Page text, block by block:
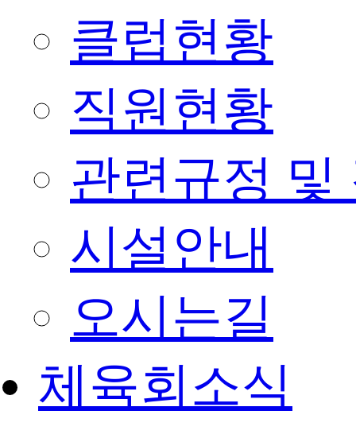
클럽현황
직원현황
관련규정 및
시설안내
오시는길
체육회소식